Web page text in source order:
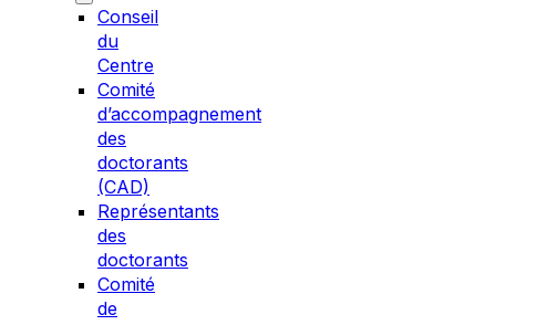
Conseil
du
Centre
Comité
d’accompagnement
des
doctorants
(CAD)
Représentants
des
doctorants
Comité
de